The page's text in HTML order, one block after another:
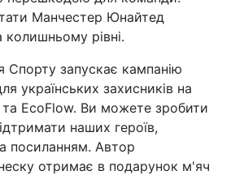
Манчестер Юнайтед
рівні.
Спорту запускає кампанію
українських захисників на
EcoFlow. Ви можете зробити
наших героїв,
посиланням. Автор
отримає в подарунок м'яч